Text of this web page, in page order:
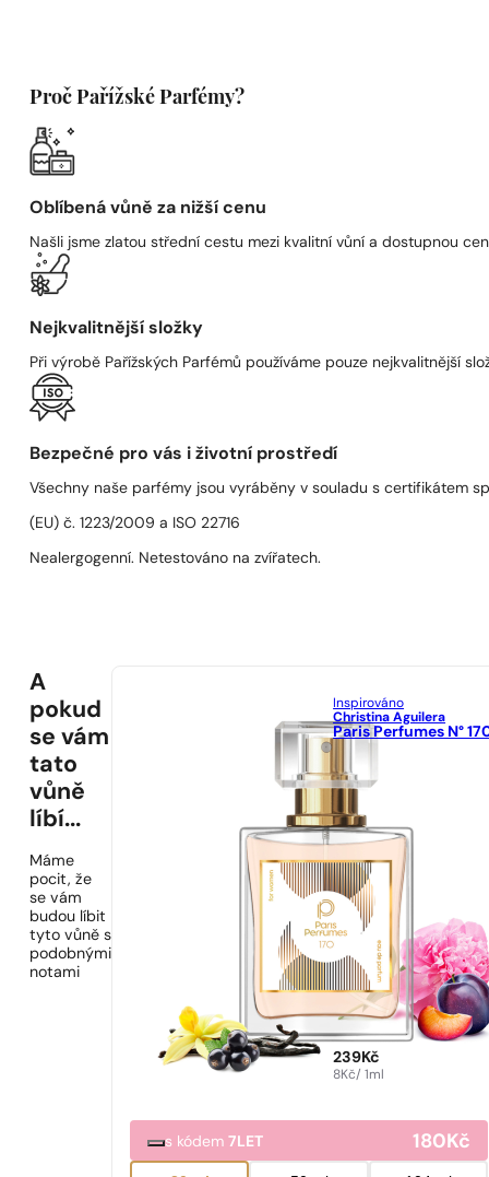
Proč Pařížské Parfémy?
Oblíbená vůně za nižší cenu
Našli jsme zlatou střední cestu mezi kvalitní vůní a dostupnou
Nejkvalitnější složky
Při výrobě Pařížských Parfémů používáme pouze nejkvalitnější
Bezpečné pro vás i životní prostředí
Všechny naše parfémy jsou vyráběny v souladu s certifikátem
(EU) č. 1223/2009 a ISO 22716
Nealergogenní. Netestováno na zvířatech.
A
pokud
se vám
tato
vůně
líbí...
Máme
pocit, že
se vám
budou líbit
tyto vůně s
podobnými
notami
Inspirováno
Christina Aguilera
Paris Perfumes N°
239Kč
8Kč/ 1ml
s kódem7LET 180Kč